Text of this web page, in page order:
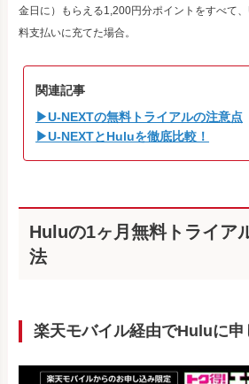
金日に）もらえる1,200円分ポイントをすべて
料支払いに充てた場合。
関連記事
▶U-NEXTの無料トライアルの注意点
▶U-NEXTとHuluを徹底比較！
Huluの1ヶ月無料トライア
法
楽天モバイル経由でHuluに申